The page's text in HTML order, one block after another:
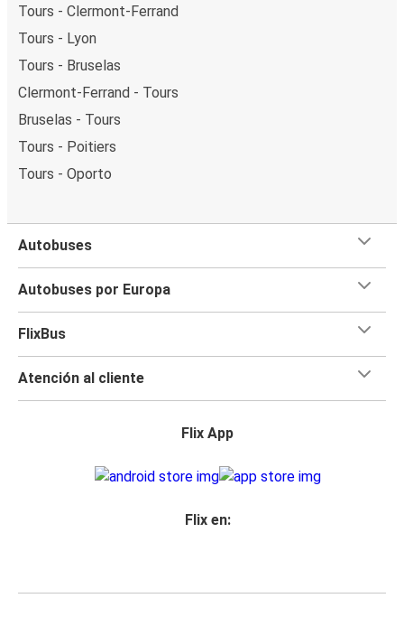
Tours - Clermont-Ferrand
Tours - Lyon
Tours - Bruselas
Clermont-Ferrand - Tours
Bruselas - Tours
Tours - Poitiers
Tours - Oporto
Autobuses
Autobuses por Europa
FlixBus
Atención al cliente
Flix App
Flix en: